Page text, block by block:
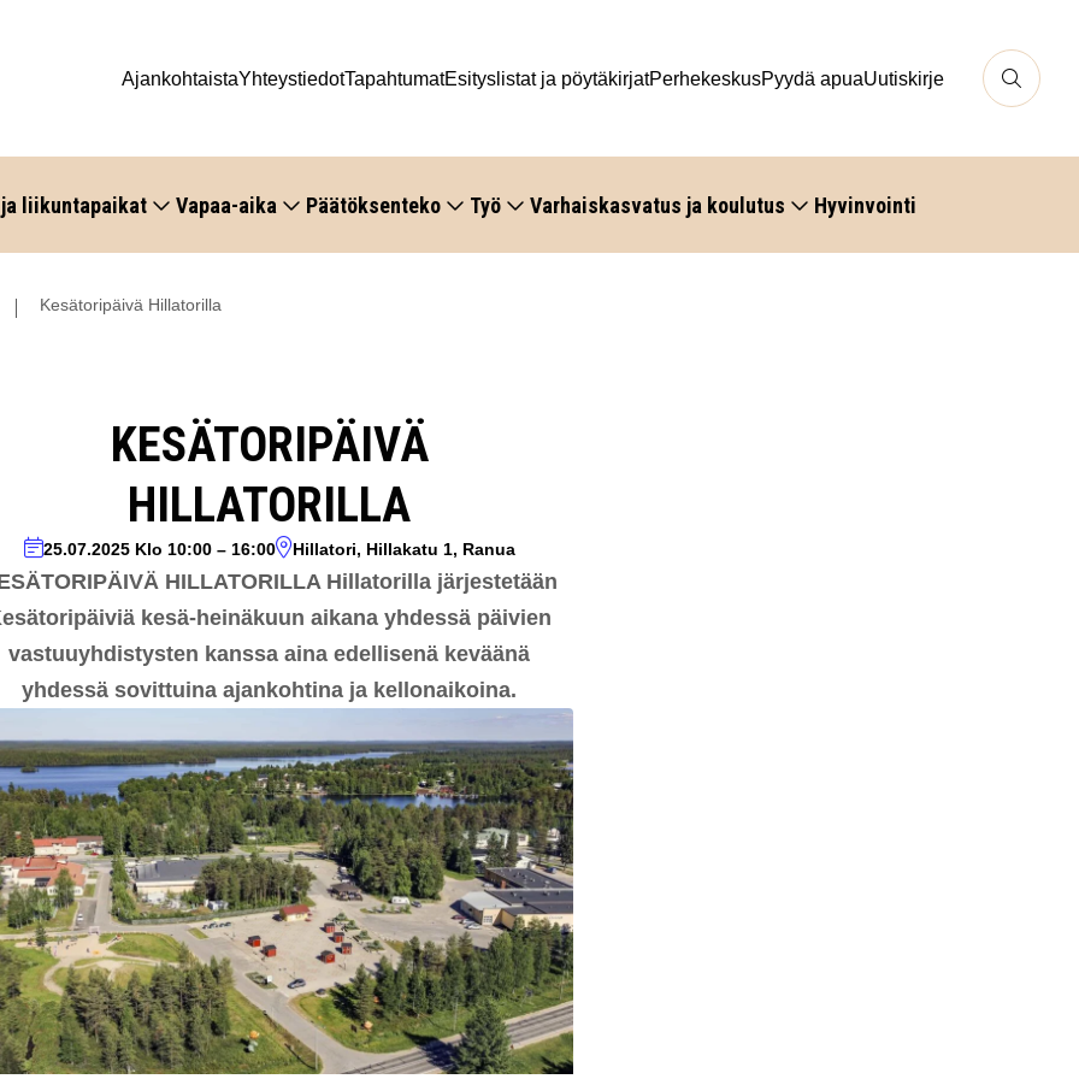
AjankohtaistaYhteystiedotTapahtumatEsityslistat ja pöytäkirjatPerhekeskusPyydä apuaUutiskirje
liikuntapaikat Vapaa-aika Päätöksenteko Työ Varhaiskasvatus ja koulutus Hyvinvointi
Kesätoripäivä Hillatorilla
KESÄTORIPÄIVÄ
HILLATORILLA
25.07.2025 Klo 10:00– 16:00 Hillatori, Hillakatu 1, Ranua
HILLATORILLA Hillatorilla järjestetään
kesä-heinäkuun aikana yhdessä päivien
vastuuyhdistysten kanssa aina edellisenä keväänä
yhdessä sovittuina ajankohtina ja kellonaikoina.